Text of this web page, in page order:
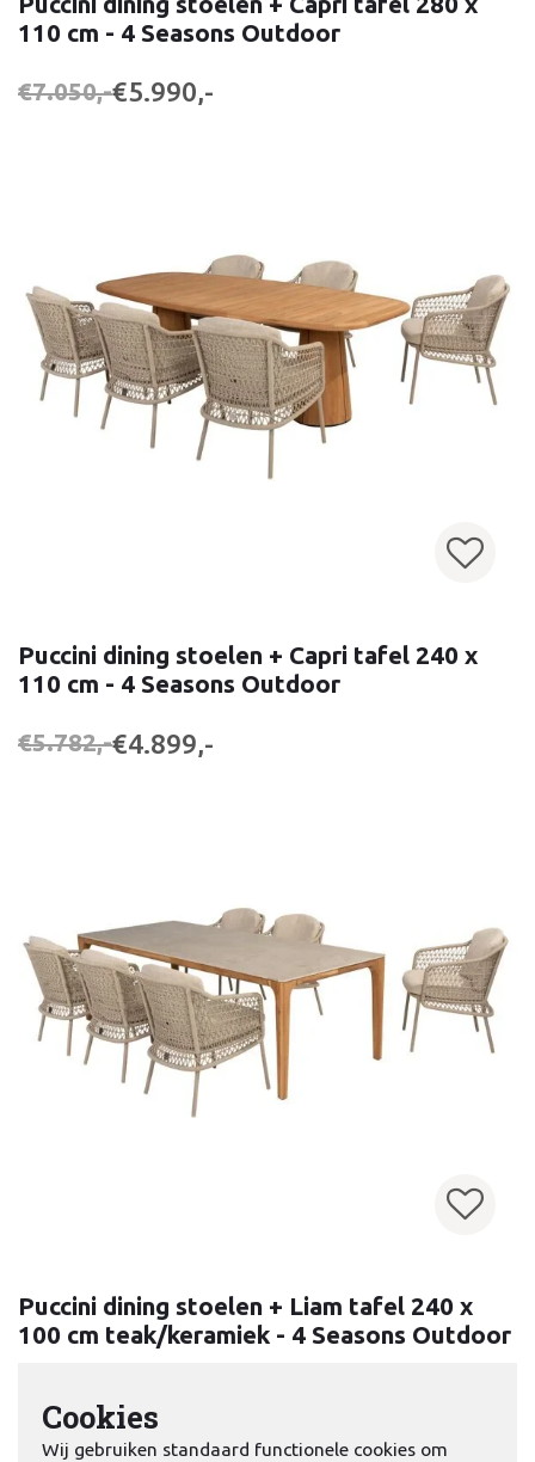
110 cm - 4 Seasons Outdoor
€7.050,-€5.990,-
Puccini dining stoelen + Capri tafel 240 x
110 cm - 4 Seasons Outdoor
€5.782,-€4.899,-
Puccini dining stoelen + Liam tafel 240 x
100 cm teak/keramiek - 4 Seasons Outdoor
Cookies
Wij gebruiken standaard functionele cookies om